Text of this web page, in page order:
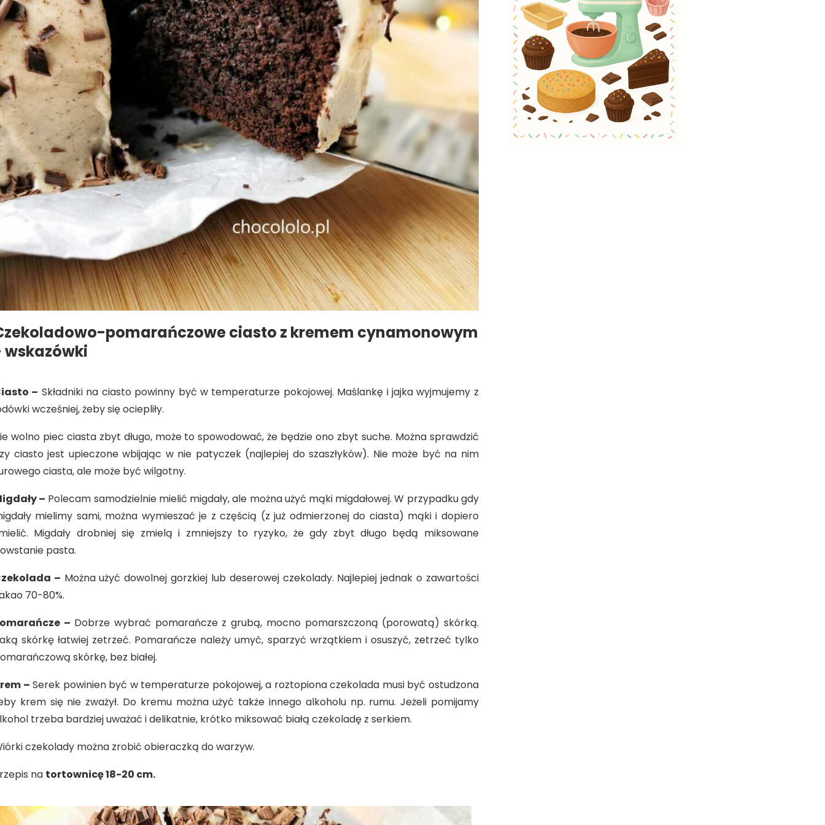
pomarańczowe ciasto z kremem cynamonowym
wskazówki
– Składniki na ciasto powinny być w temperaturze pokojowej. Maślankę i jajka wyjmujemy z
wcześniej, żeby się ociepliły.
wolno piec ciasta zbyt długo, może to spowodować, że będzie ono zbyt suche. Można sprawdzić
ciasto jest upieczone wbijając w nie patyczek (najlepiej do szaszłyków). Nie może być na nim
ciasta, ale może być wilgotny.
– Polecam samodzielnie mielić migdały, ale można użyć mąki migdałowej. W przypadku gdy
mielimy sami, można wymieszać je z częścią (z już odmierzonej do ciasta) mąki i dopiero
Migdały drobniej się zmielą i zmniejszy to ryzyko, że gdy zbyt długo będą miksowane
pasta.
– Można użyć dowolnej gorzkiej lub deserowej czekolady. Najlepiej jednak o zawartości
70-80%.
– Dobrze wybrać pomarańcze z grubą, mocno pomarszczoną (porowatą) skórką.
skórkę łatwiej zetrzeć. Pomarańcze należy umyć, sparzyć wrzątkiem i osuszyć, zetrzeć tylko
skórkę, bez białej.
– Serek powinien być w temperaturze pokojowej, a roztopiona czekolada musi być ostudzona
krem się nie zważył. Do kremu można użyć także innego alkoholu np. rumu. Jeżeli pomijamy
trzeba bardziej uważać i delikatnie, krótko miksować białą czekoladę z serkiem.
czekolady można zrobić obieraczką do warzyw.
na tortownicę 18-20 cm.